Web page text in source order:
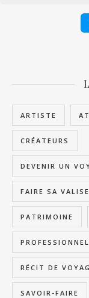
ARTISTE
CRÉATEURS
DEVENIR UN
FAIRE SA VALISE
PATRIMOINE
RÉCIT DE
SAVOIR-FAIRE